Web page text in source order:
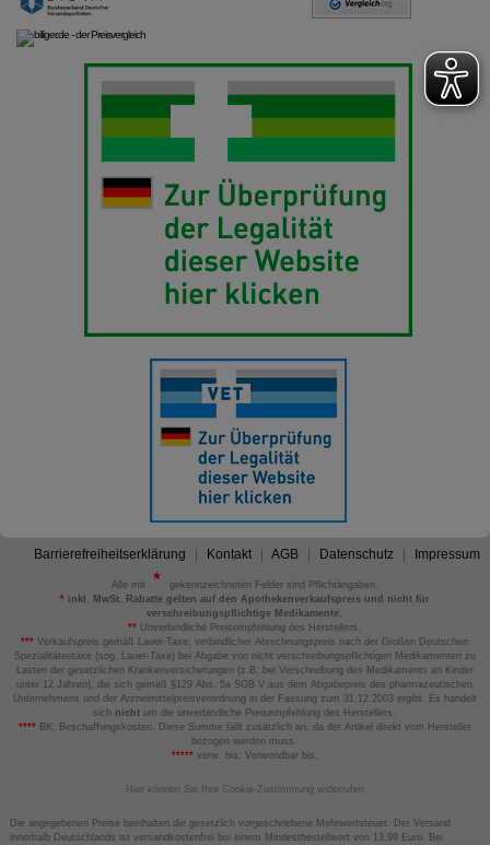
Barrierefreiheitserklärung Kontakt AGB Datenschutz Impressum
Alle mit
gekennzeichneten Felder sind Pflichtangaben.
*inkl. MwSt. Rabatte gelten auf den Apothekenverkaufspreis und nicht für
verschreibungspflichtige Medikamente.
** Unverbindliche Preisempfehlung des Herstellers.
*** Verkaufspreis gemäß Lauer-Taxe; verbindlicher Abrechnungspreis nach der Großen Deutschen
Spezialitätentaxe (sog. Lauer-Taxe) bei Abgabe von nicht verschreibungspflichtigen Medikamenten zu
Lasten der gesetzlichen Krankenversicherungen (z.B. bei Verschreibung des Medikaments an Kinder
unter 12 Jahren), die sich gemäß §129 Abs. 5a SGB V aus dem Abgabepreis des pharmazeutischen
Unternehmens und der Arzneimittelpreisverordnung in der Fassung zum 31.12.2003 ergibt. Es handelt
sich nicht um die unverbindliche Preisempfehlung des Herstellers.
****BK: Beschaffungskosten. Diese Summe fällt zusätzlich an, da der Artikel direkt vom Hersteller
bezogen werden muss.
*****verw. bis: Verwendbar bis.
Hier können Sie Ihre Cookie-Zustimmung widerrufen
Die angegebenen Preise beinhalten die gesetzlich vorgeschriebene Mehrwertsteuer. Der Versand
innerhalb Deutschlands ist versandkostenfrei bei einem Mindestbestellwert von 13,99 Euro. Bei